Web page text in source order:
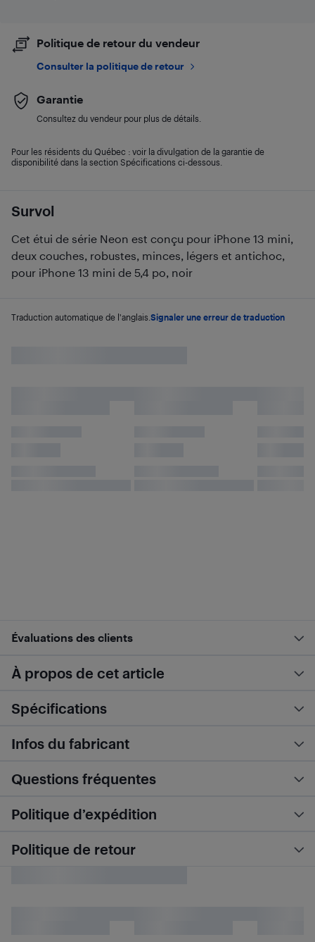
Survol
Cet étui de série Neon est conçu pour iPhone 13 mini,
deux couches, robustes, minces, légers et antichoc,
pour iPhone 13 mini de 5,4 po, noir
Traduction automatique de l'anglais. Signaler une erreur de traduction
Politique de retour du vendeur
Consulter la politique de retour
Garantie
Consultez du vendeur pour plus de détails.
Pour les résidents du Québec : voir la divulgation de la garantie de
disponibilité dans la section Spécifications ci-dessous.
Évaluations des clients
À propos de cet article
Spécifications
Infos du fabricant
Questions fréquentes
Politique d’expédition
Politique de retour